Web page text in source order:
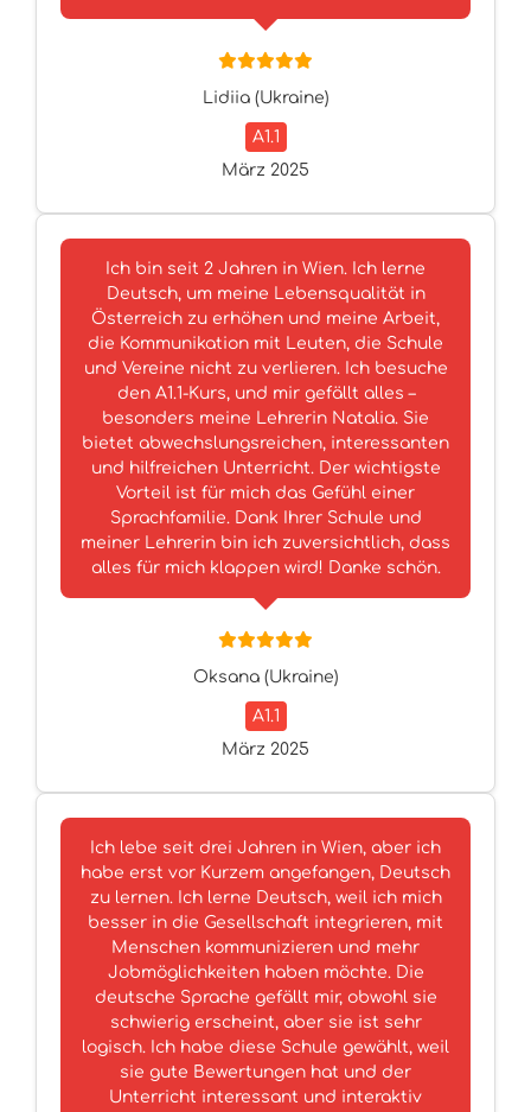
Lidiia (Ukraine)
A1.1
März 2025
Ich bin seit 2 Jahren in Wien. Ich lerne
Deutsch, um meine Lebensqualität in
Österreich zu erhöhen und meine Arbeit,
die Kommunikation mit Leuten, die Schule
und Vereine nicht zu verlieren. Ich besuche
den A1.1-Kurs, und mir gefällt alles –
besonders meine Lehrerin Natalia. Sie
bietet abwechslungsreichen, interessanten
und hilfreichen Unterricht. Der wichtigste
Vorteil ist für mich das Gefühl einer
Sprachfamilie. Dank Ihrer Schule und
meiner Lehrerin bin ich zuversichtlich, dass
alles für mich klappen wird! Danke schön.
Oksana (Ukraine)
A1.1
März 2025
Ich lebe seit drei Jahren in Wien, aber ich
habe erst vor Kurzem angefangen, Deutsch
zu lernen. Ich lerne Deutsch, weil ich mich
besser in die Gesellschaft integrieren, mit
Menschen kommunizieren und mehr
Jobmöglichkeiten haben möchte. Die
deutsche Sprache gefällt mir, obwohl sie
schwierig erscheint, aber sie ist sehr
logisch. Ich habe diese Schule gewählt, weil
sie gute Bewertungen hat und der
Unterricht interessant und interaktiv